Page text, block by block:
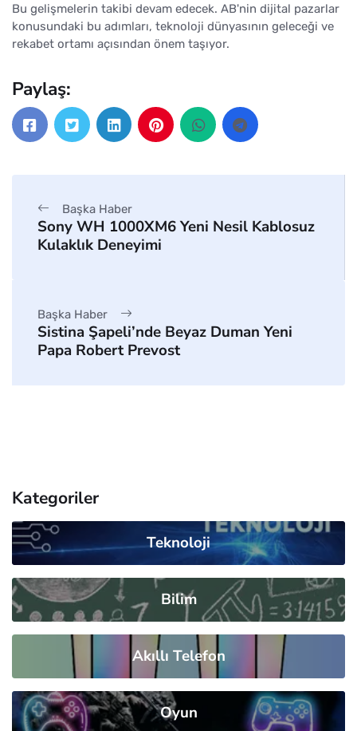
Bu gelişmelerin takibi devam edecek. AB'nin dijital pazarlar
konusundaki bu adımları, teknoloji dünyasının geleceği ve
rekabet ortamı açısından önem taşıyor.
Paylaş:
Başka Haber
Sony WH 1000XM6 Yeni Nesil Kablosuz
Kulaklık Deneyimi
Başka Haber
Sistina Şapeli’nde Beyaz Duman Yeni
Papa Robert Prevost
Kategoriler
Teknoloji
Bilim
Akıllı Telefon
Oyun